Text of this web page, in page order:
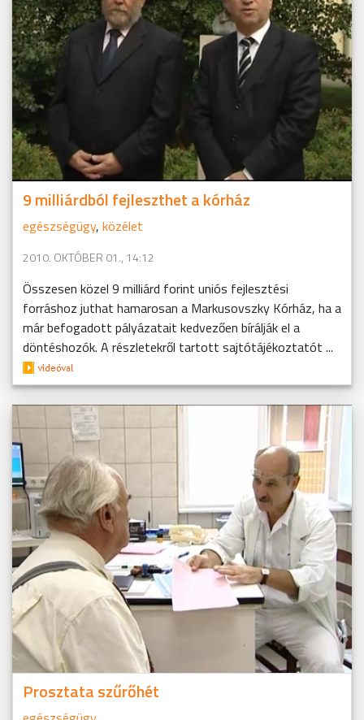
9 milliárdból fejleszthet a kórház
egészségügy, közélet
2010. OKTÓBER 01., 14:12
Összesen közel 9 milliárd forint uniós fejlesztési
forráshoz juthat hamarosan a Markusovszky Kórház, ha a
már befogadott pályázatait kedvezően bírálják el a
döntéshozók. A részletekről tartott sajtótájékoztatót ...
Prosztata szűrőhét